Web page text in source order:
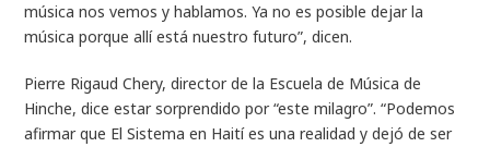
música nos vemos y hablamos. Ya no es posible dejar la
música porque allí está nuestro futuro”, dicen.
Pierre Rigaud Chery, director de la Escuela de Música de
Hinche, dice estar sorprendido por “este milagro”. “Podemos
afirmar que El Sistema en Haití es una realidad y dejó de ser